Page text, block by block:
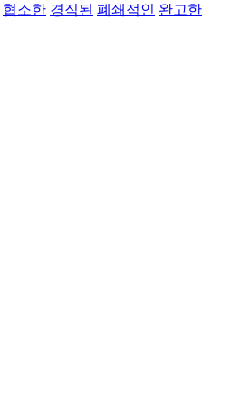
협소한 경직된 폐쇄적인 완고한